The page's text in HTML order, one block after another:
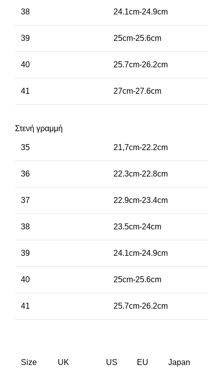
38 24.1cm-24.9cm
39 25cm-25.6cm
40 25.7cm-26.2cm
41 27cm-27.6cm
Στενή γραμμή
35 21,7cm-22.2cm
36 22.3cm-22.8cm
37 22.9cm-23.4cm
38 23.5cm-24cm
39 24.1cm-24.9cm
40 25cm-25.6cm
41 25.7cm-26.2cm
Size UK US EU Japan